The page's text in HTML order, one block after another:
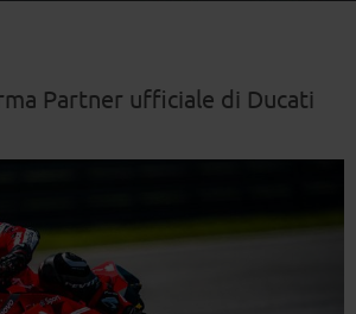
Partner ufficiale di Ducati